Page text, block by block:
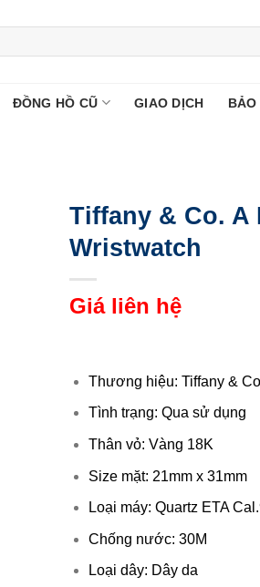
ĐỒNG HỒ CŨ GIAO DỊCH BẢO
Tiffany & Co. A
Wristwatch
Giá liên hệ
Thương hiệu: Tiffany & Co
Tình trạng: Qua sử dụng
Thân vỏ: Vàng 18K
Size mặt: 21mm x 31mm
Loại máy: Quartz ETA
Chống nước: 30M
Loại dây: Dây da